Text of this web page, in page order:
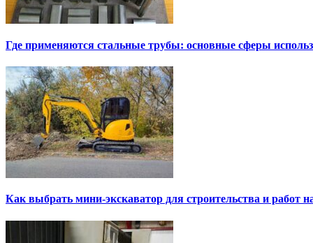
Где применяются стальные трубы: основные сферы
Как выбрать мини-экскаватор для строительства и работ